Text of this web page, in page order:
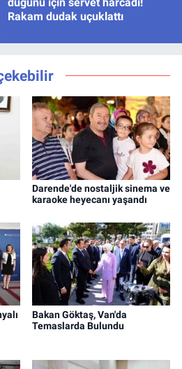
Rakam dudak uçuklattı
Darende'de nostaljik sinema ve
karaoke heyecanı yaşandı
Bakan Göktaş, Van'da
Temaslarda Bulundu